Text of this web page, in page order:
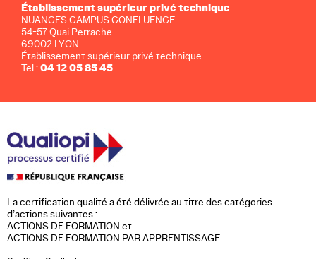
Établissement supérieur privé technique
NUANCES CAMPUS CONFLUENCE
54-57 Quai Perrache
69002 LYON
Établissement supérieur privé technique
Tel :04 12 05 85 45
La certification qualité a été délivrée au titre des catégories
d’actions suivantes :
ACTIONS DE FORMATION et
ACTIONS DE FORMATION PAR APPRENTISSAGE